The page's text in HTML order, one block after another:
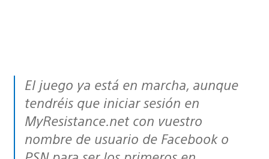
El juego ya está en marcha, aunque
tendréis que iniciar sesión en
MyResistance.net con vuestro
nombre de usuario de Facebook o